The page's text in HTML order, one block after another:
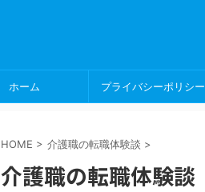
ホーム プライバシーポリシー
HOME > 介護職の転職体験談 >
介護職の転職体験談